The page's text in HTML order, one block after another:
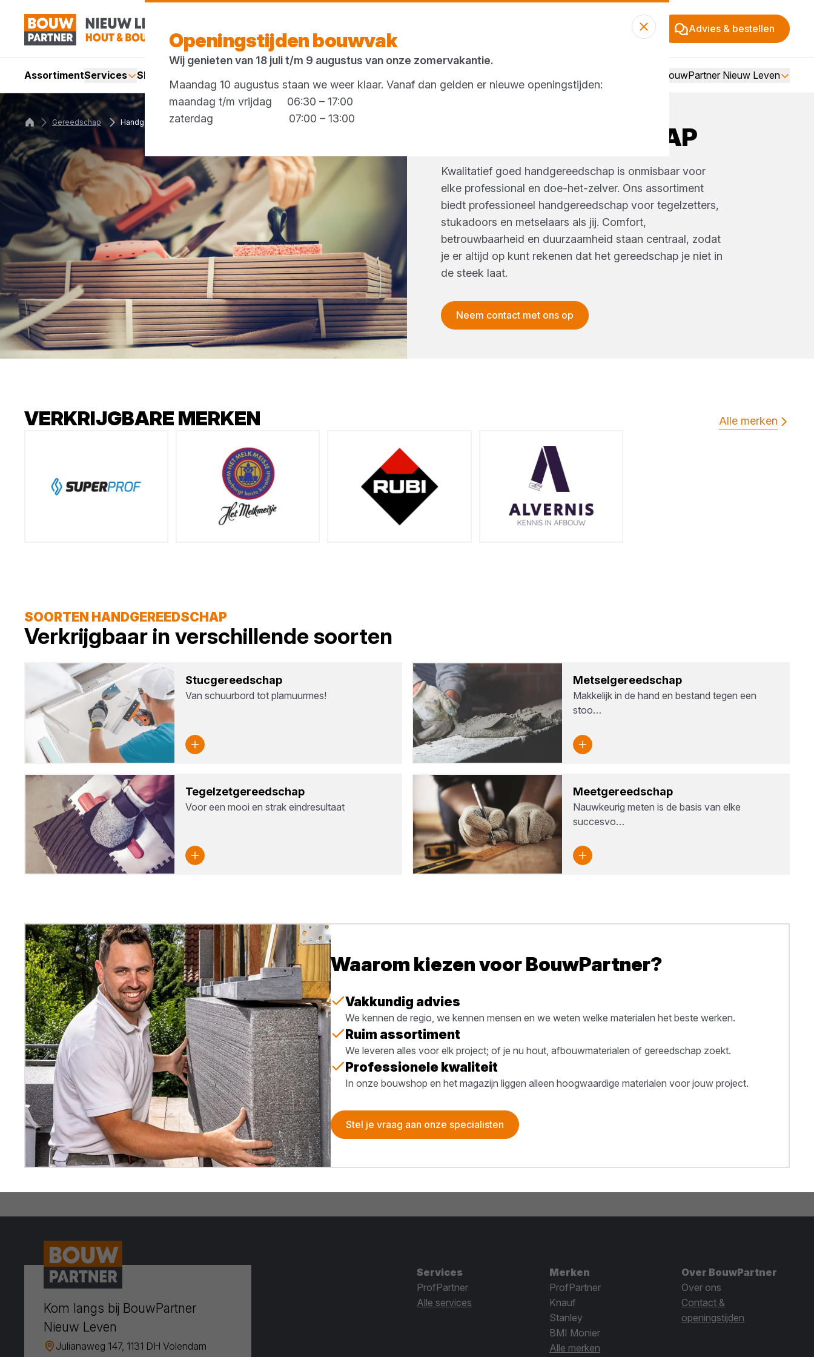
Advies & bestellen
AssortimentServices Showroom Over BouwPartner Nieuw Leven
HANDGEREEDSCHAP
Kwalitatief goed handgereedschap is onmisbaar voor
elke professional en doe-het-zelver. Ons assortiment
biedt professioneel handgereedschap voor tegelzetters,
stukadoors en metselaars als jij. Comfort,
betrouwbaarheid en duurzaamheid staan centraal, zodat
je er altijd op kunt rekenen dat het gereedschap je niet in
de steek laat.
Neem contact met ons op
Gereedschap Handgereedschap
VERKRIJGBARE MERKEN Alle merken
SOORTEN HANDGEREEDSCHAP
Verkrijgbaar in verschillende soorten
Stuc­ge­reed­schap
Van schuurbord tot plamuurmes!
Met­sel­ge­reed­schap
Makkelijk in de hand en bestand tegen een
stoo…
Tegel­zet­ge­reed­schap
Voor een mooi en strak eindresultaat
Meet­ge­reed­schap
Nauwkeurig meten is de basis van elke
succesvo…
Waarom kiezen voor BouwPartner?
Vakkundig advies
We kennen de regio, we kennen mensen en we weten welke materialen het beste werken.
Ruim assortiment
We leveren alles voor elk project; of je nu hout, afbouwmaterialen of gereedschap zoekt.
Professionele kwaliteit
In onze bouwshop en het magazijn liggen alleen hoogwaardige materialen voor jouw project.
Stel je vraag aan onze specialisten
Openingstijden bouwvak
Wij genieten van 18 juli t/m 9 augustus van onze zomervakantie.
Maandag 10 augustus staan we weer klaar. Vanaf dan gelden er nieuwe openingstijden:
maandag t/m vrijdag 06:30 – 17:00
zaterdag 07:00 – 13:00
Kom langs bij BouwPartner
Nieuw Leven
Julianaweg 147, 1131 DH Volendam
Services
ProfPartner
Alle services
Merken
ProfPartner
Knauf
Stanley
BMI Monier
Alle merken
Over BouwPartner
Over ons
Contact &
openingstijden